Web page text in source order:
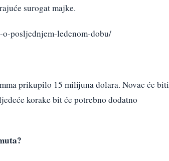
surogat majke.
posljednjem-ledenom-dobu/
prikupilo 15 milijuna dolara. Novac će biti
korake bit će potrebno dodatno